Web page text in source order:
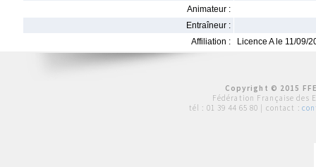
Animateur :
Entraîneur :
Affiliation :
Licence A le 11/09/
Copyright © 2015
Fédération Française des
tél : 01 39 44 65 80 | contact :